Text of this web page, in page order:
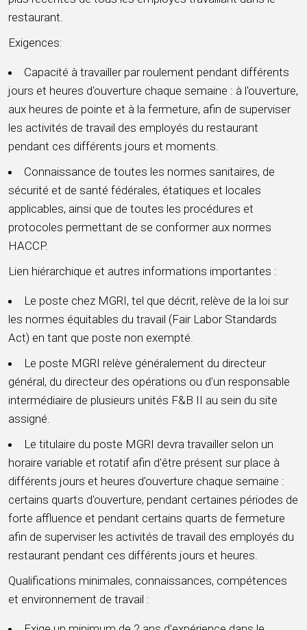
restaurant.
Exigences:
Capacité à travailler par roulement pendant différents
jours et heures d'ouverture chaque semaine : à l'ouverture,
aux heures de pointe et à la fermeture, afin de superviser
les activités de travail des employés du restaurant
pendant ces différents jours et moments.
Connaissance de toutes les normes sanitaires, de
sécurité et de santé fédérales, étatiques et locales
applicables, ainsi que de toutes les procédures et
protocoles permettant de se conformer aux normes
HACCP.
Lien hiérarchique et autres informations importantes :
Le poste chez MGRI, tel que décrit, relève de la loi sur
les normes équitables du travail (Fair Labor Standards
Act) en tant que poste non exempté.
Le poste MGRI relève généralement du directeur
général, du directeur des opérations ou d'un responsable
intermédiaire de plusieurs unités F&B II au sein du site
assigné.
Le titulaire du poste MGRI devra travailler selon un
horaire variable et rotatif afin d'être présent sur place à
différents jours et heures d'ouverture chaque semaine :
certains quarts d'ouverture, pendant certaines périodes de
forte affluence et pendant certains quarts de fermeture
afin de superviser les activités de travail des employés du
restaurant pendant ces différents jours et heures.
Qualifications minimales, connaissances, compétences
et environnement de travail :